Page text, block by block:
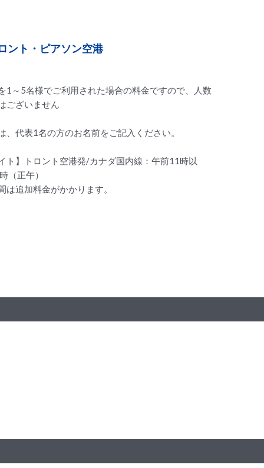
ント・ピアソン空港
1～5名様でご利用された場合の料金ですので、人数
ございません
、代表1名の方のお名前をご記入ください。
ト】トロント空港発/カナダ国内線：午前11時以
（正午）
追加料金がかかります。